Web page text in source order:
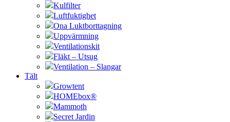
Kulfilter
Luftfuktighet
Ona Luktborttagning
Uppvärmning
Ventilationskit
Fläkt – Utsug
Ventilation – Slangar
Tält
Growtent
HOMEbox®
Mammoth
Secret Jardin